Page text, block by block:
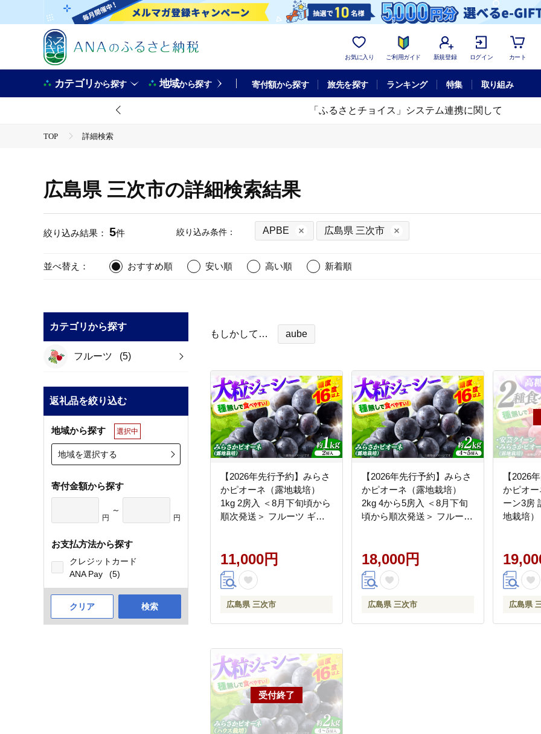
お気に入り ご利用ガイド 新規登録 ログイン カート
カテゴリから探す 地域から探す 寄付額から探す 旅先を探す ランキング 特集 取り組み
「ふるさとチョイス」システム連携に関して
TOP 詳細検索
広島県 三次市の詳細検索結果
絞り込み結果： 5件 絞り込み条件： APBE 広島県 三次市
並べ替え： おすすめ順 安い順 高い順 新着順
カテゴリから探す
フルーツ (5)
返礼品を絞り込む
地域から探す 選択中
地域を選択する
寄付金額から探す
円
～
円
お支払方法から探す
クレジットカード
ANA Pay
(5)
クリア 検索
もしかして… aube
【2026年先行予約】みらさ
かピオーネ（露地栽培）
1kg 2房入 ＜8月下旬頃から
順次発送＞ フルーツ ギフ
所 [APBE003]
11,000円
広島県 三次市
【2026年先行予約】みらさ
かピオーネ（露地栽培）
2kg 4から5房入 ＜8月下旬
頃から順次発送＞ フルーツ
ネ直売所 [APBE004]
18,000円
広島県 三次市
【2026
かピオ
ーン3房
地栽培
次市/み
所
広島県